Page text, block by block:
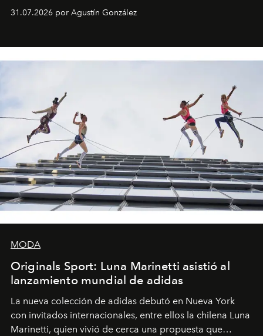
son algunos de los lugares que han albergado estas
miniobras. Sus puestas en escena son limpias; ponen el
31.07.2026 por Agustín González
MODA
Originals Sport: Luna Marinetti asistió al
lanzamiento mundial de adidas
La nueva colección de adidas debutó en Nueva York
con invitados internacionales, entre ellos la chilena Luna
Marinetti, quien vivió de cerca una propuesta que